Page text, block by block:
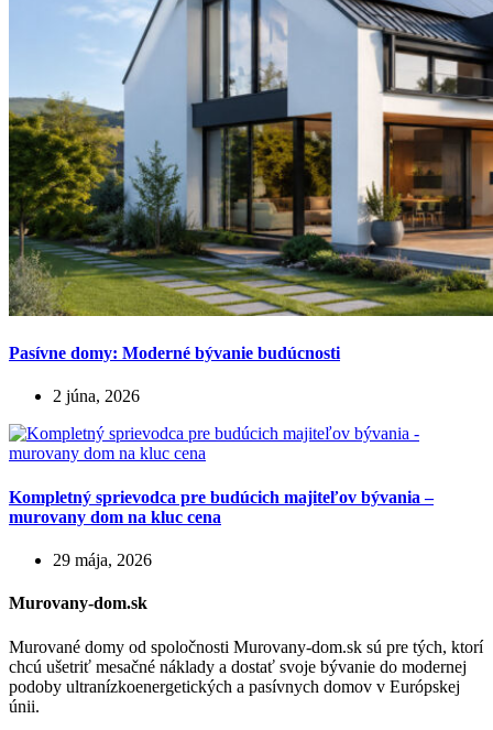
Pasívne domy: Moderné bývanie budúcnosti
2 júna, 2026
Kompletný sprievodca pre budúcich majiteľov bývania –
murovany dom na kluc cena
29 mája, 2026
Murovany-dom.sk
Murované domy od spoločnosti Murovany-dom.sk sú pre tých, ktorí
chcú ušetriť mesačné náklady a dostať svoje bývanie do modernej
podoby ultranízkoenergetických a pasívnych domov v Európskej
únii.